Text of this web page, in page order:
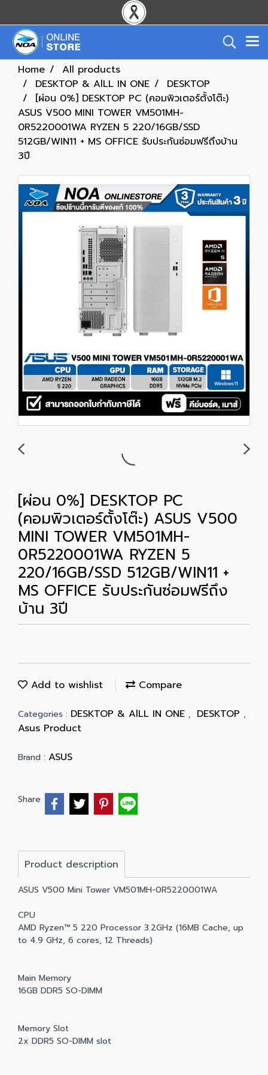
Home
All products
DESKTOP & AlLL IN ONE
DESKTOP
[ผ่อน 0%] DESKTOP PC (คอมพิวเตอร์ตั้งโต๊ะ)
ASUS V500 MINI TOWER VM501MH-
0R5220001WA RYZEN 5 220/16GB/SSD
512GB/WIN11 + MS OFFICE รับประกันซ่อมฟรีถึงบ้าน
3ปี
[ผ่อน 0%] DESKTOP PC
(คอมพิวเตอร์ตั้งโต๊ะ) ASUS V500
MINI TOWER VM501MH-
0R5220001WA RYZEN 5
220/16GB/SSD 512GB/WIN11 +
MS OFFICE รับประกันซ่อมฟรีถึง
บ้าน 3ปี
Add to wishlist Compare
Categories : DESKTOP & AlLL IN ONE , DESKTOP ,
Asus Product
Brand : ASUS
Share
Product description
ASUS V500 Mini Tower VM501MH-0R5220001WA
CPU
AMD Ryzen™ 5 220 Processor 3.2GHz (16MB Cache, up
to 4.9 GHz, 6 cores, 12 Threads)
Main Memory
16GB DDR5 SO-DIMM
Memory Slot
2x DDR5 SO-DIMM slot